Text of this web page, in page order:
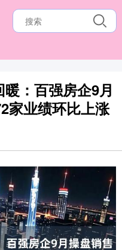
：百强房企9月
家业绩环比上涨